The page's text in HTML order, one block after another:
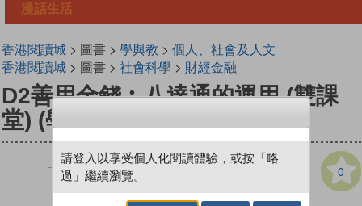
漫話生活
香港閱讀城> 圖書 > 學與教 > 個人、社會及人文
香港閱讀城> 圖書 > 社會科學 > 財經金融
D2善用金錢︰八達通的運用 (雙課
堂) (學生版)
0
請登入以享受個人化閱讀體驗，或按「略
過」繼續瀏覽。